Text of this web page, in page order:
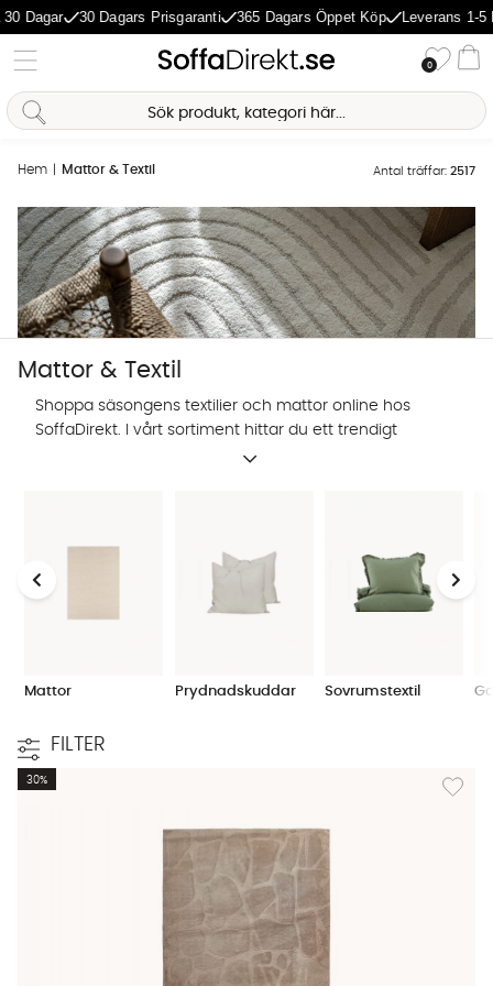
30 Dagars Prisgaranti 365 Dagars Öppet Köp Leverans 1-5 Dagar
0
Hem Mattor & Textil Antal träffar: 2517
Mattor & Textil
Shoppa säsongens textilier och mattor online hos
SoffaDirekt. I vårt sortiment hittar du ett trendigt
utbud av prydnadskuddar, mattor och andra textilier
Mattor Prydnadskuddar Sovrumstextil
FILTER
Lägg
30%